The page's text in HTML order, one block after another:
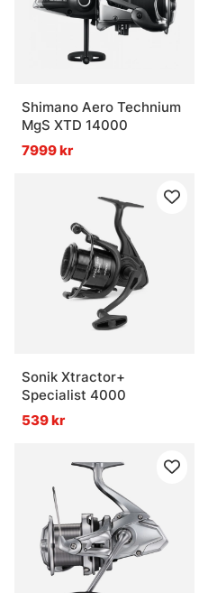
Shimano Aero Technium
MgS XTD 14000
7999 kr
Sonik Xtractor+
Specialist 4000
539 kr